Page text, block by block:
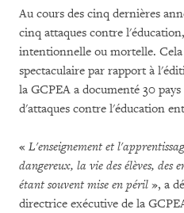
Au cours des cinq dernières
cinq attaques contre
intentionnelle ou mortelle.
spectaculaire par rapport à
la GCPEA a documenté 30
d'attaques contre l'éducation
« L'enseignement et
dangereux, la vie des élèves, des
étant souvent mise en péril », a
directrice exécutive de la